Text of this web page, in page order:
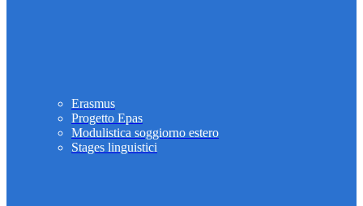
Erasmus
Progetto Epas
Modulistica soggiorno estero
Stages linguistici